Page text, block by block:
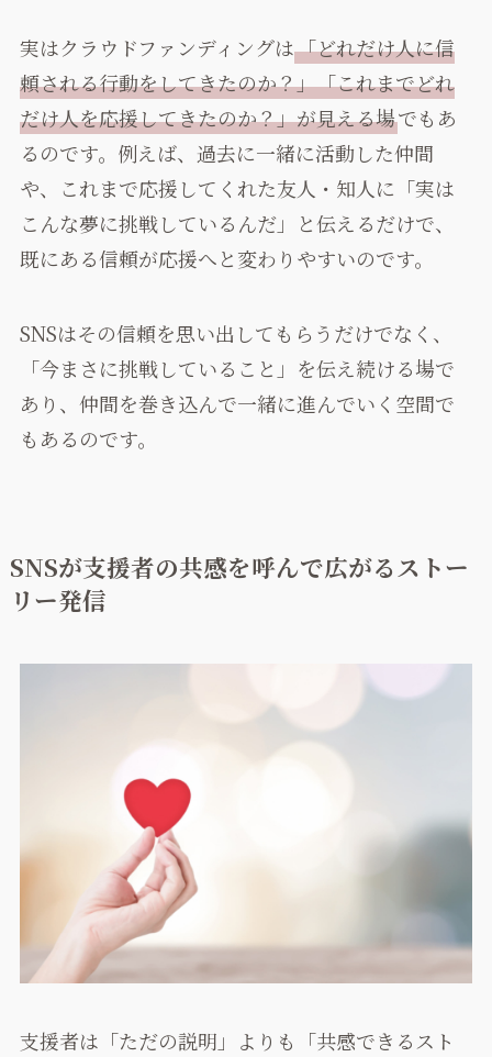
実はクラウドファンディングは「どれだけ人に信
頼される行動をしてきたのか？」「これまでどれ
だけ人を応援してきたのか？」が見える場でもあ
るのです。例えば、過去に一緒に活動した仲間
や、これまで応援してくれた友人・知人に「実は
こんな夢に挑戦しているんだ」と伝えるだけで、
既にある信頼が応援へと変わりやすいのです。
SNSはその信頼を思い出してもらうだけでなく、
「今まさに挑戦していること」を伝え続ける場で
あり、仲間を巻き込んで一緒に進んでいく空間で
もあるのです。
SNSが支援者の共感を呼んで広がるストー
リー発信
支援者は「ただの説明」よりも「共感できるスト